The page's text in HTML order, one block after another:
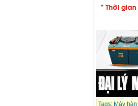
Tags: Máy